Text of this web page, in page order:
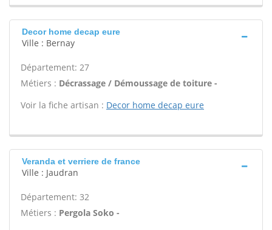
Decor home decap eure
Ville : Bernay
Département: 27
Métiers : Décrassage / Démoussage de toiture -
Voir la fiche artisan : Decor home decap eure
Veranda et verriere de france
Ville : Jaudran
Département: 32
Métiers : Pergola Soko -